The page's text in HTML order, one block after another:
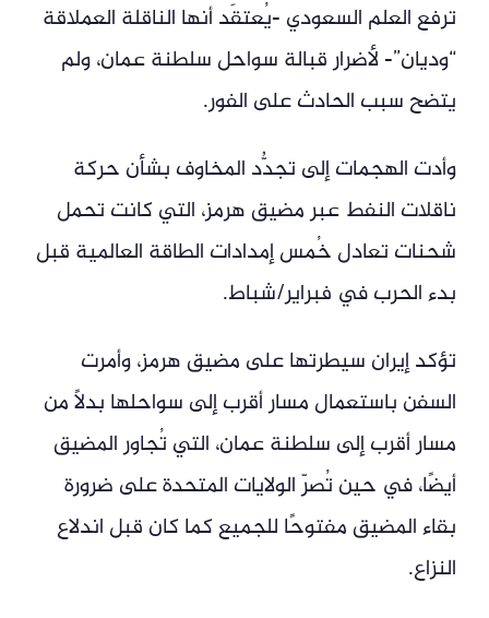
ترفع العلم السعودي -يُعتقَد أنها الناقلة العملاقة
“وديان”- لأضرار قبالة سواحل سلطنة عمان، ولم
يتضح سبب الحادث على الفور.
وأدت الهجمات إلى تجدُّد المخاوف بشأن حركة
ناقلات النفط عبر مضيق هرمز، التي كانت تحمل
شحنات تعادل خُمس إمدادات الطاقة العالمية قبل
بدء الحرب في فبراير/شباط.
تؤكد إيران سيطرتها على مضيق هرمز، وأمرت
السفن باستعمال مسار أقرب إلى سواحلها بدلًا من
مسار أقرب إلى سلطنة عمان، التي تُجاور المضيق
أيضًا، في حين تُصرّ الولايات المتحدة على ضرورة
بقاء المضيق مفتوحًا للجميع كما كان قبل اندلاع
النزاع.